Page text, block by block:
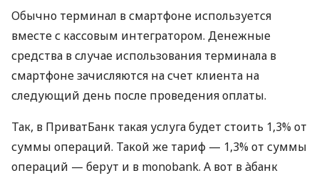
Обычно терминал в смартфоне используется
вместе с кассовым интегратором. Денежные
средства в случае использования терминала в
смартфоне зачисляются на счет клиента на
следующий день после проведения оплаты.
Так, в ПриватБанк такая услуга будет стоить 1,3% от
суммы операций. Такой же тариф — 1,3% от суммы
операций — берут и в monobank. А вот в àбанк